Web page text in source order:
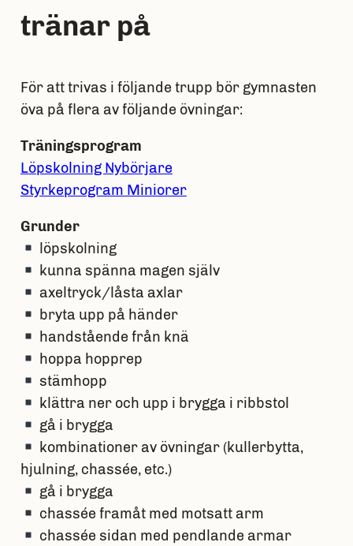
tränar på
För att trivas i följande trupp bör gymnasten
öva på flera av följande övningar:
Träningsprogram
Löpskolning Nybörjare
Styrkeprogram Miniorer
Grunder
löpskolning
kunna spänna magen själv
axeltryck/låsta axlar
bryta upp på händer
handstående från knä
hoppa hopprep
stämhopp
klättra ner och upp i brygga i ribbstol
gå i brygga
kombinationer av övningar (kullerbytta,
hjulning, chassée, etc.)
gå i brygga
chassée framåt med motsatt arm
chassée sidan med pendlande armar